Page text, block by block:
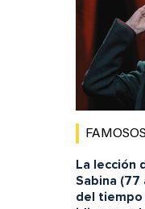
FAMOSOS
La lección
Sabina
del